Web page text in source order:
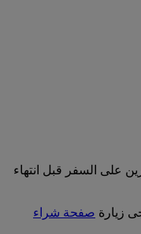
صلاحيتها إلى 12 شهرا. أي أنه في حال لم تكونوا قادرين على السفر قبل انتهاء
صفحة شراء